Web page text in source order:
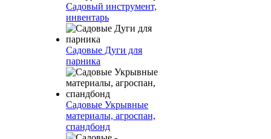
Садовый инструмент,
инвентарь
Садовые Дуги для
парника
Садовые Укрывные
материалы, агроспан,
спандбонд